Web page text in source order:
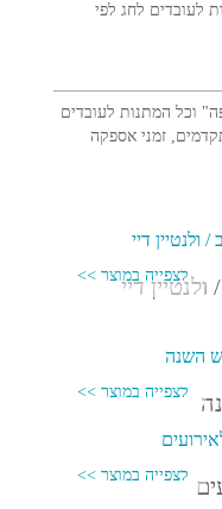
לעובדים לחג לפי
וכל המתנות לעובדים
זמני אספקה
ולנטיין דיי
השנה